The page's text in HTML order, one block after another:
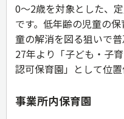
0～2歳を対象とした、
です。低年齢の児童の
童の解消を図る狙いで
27年より「子ども・子
認可保育園」として位置
事業所内保育園